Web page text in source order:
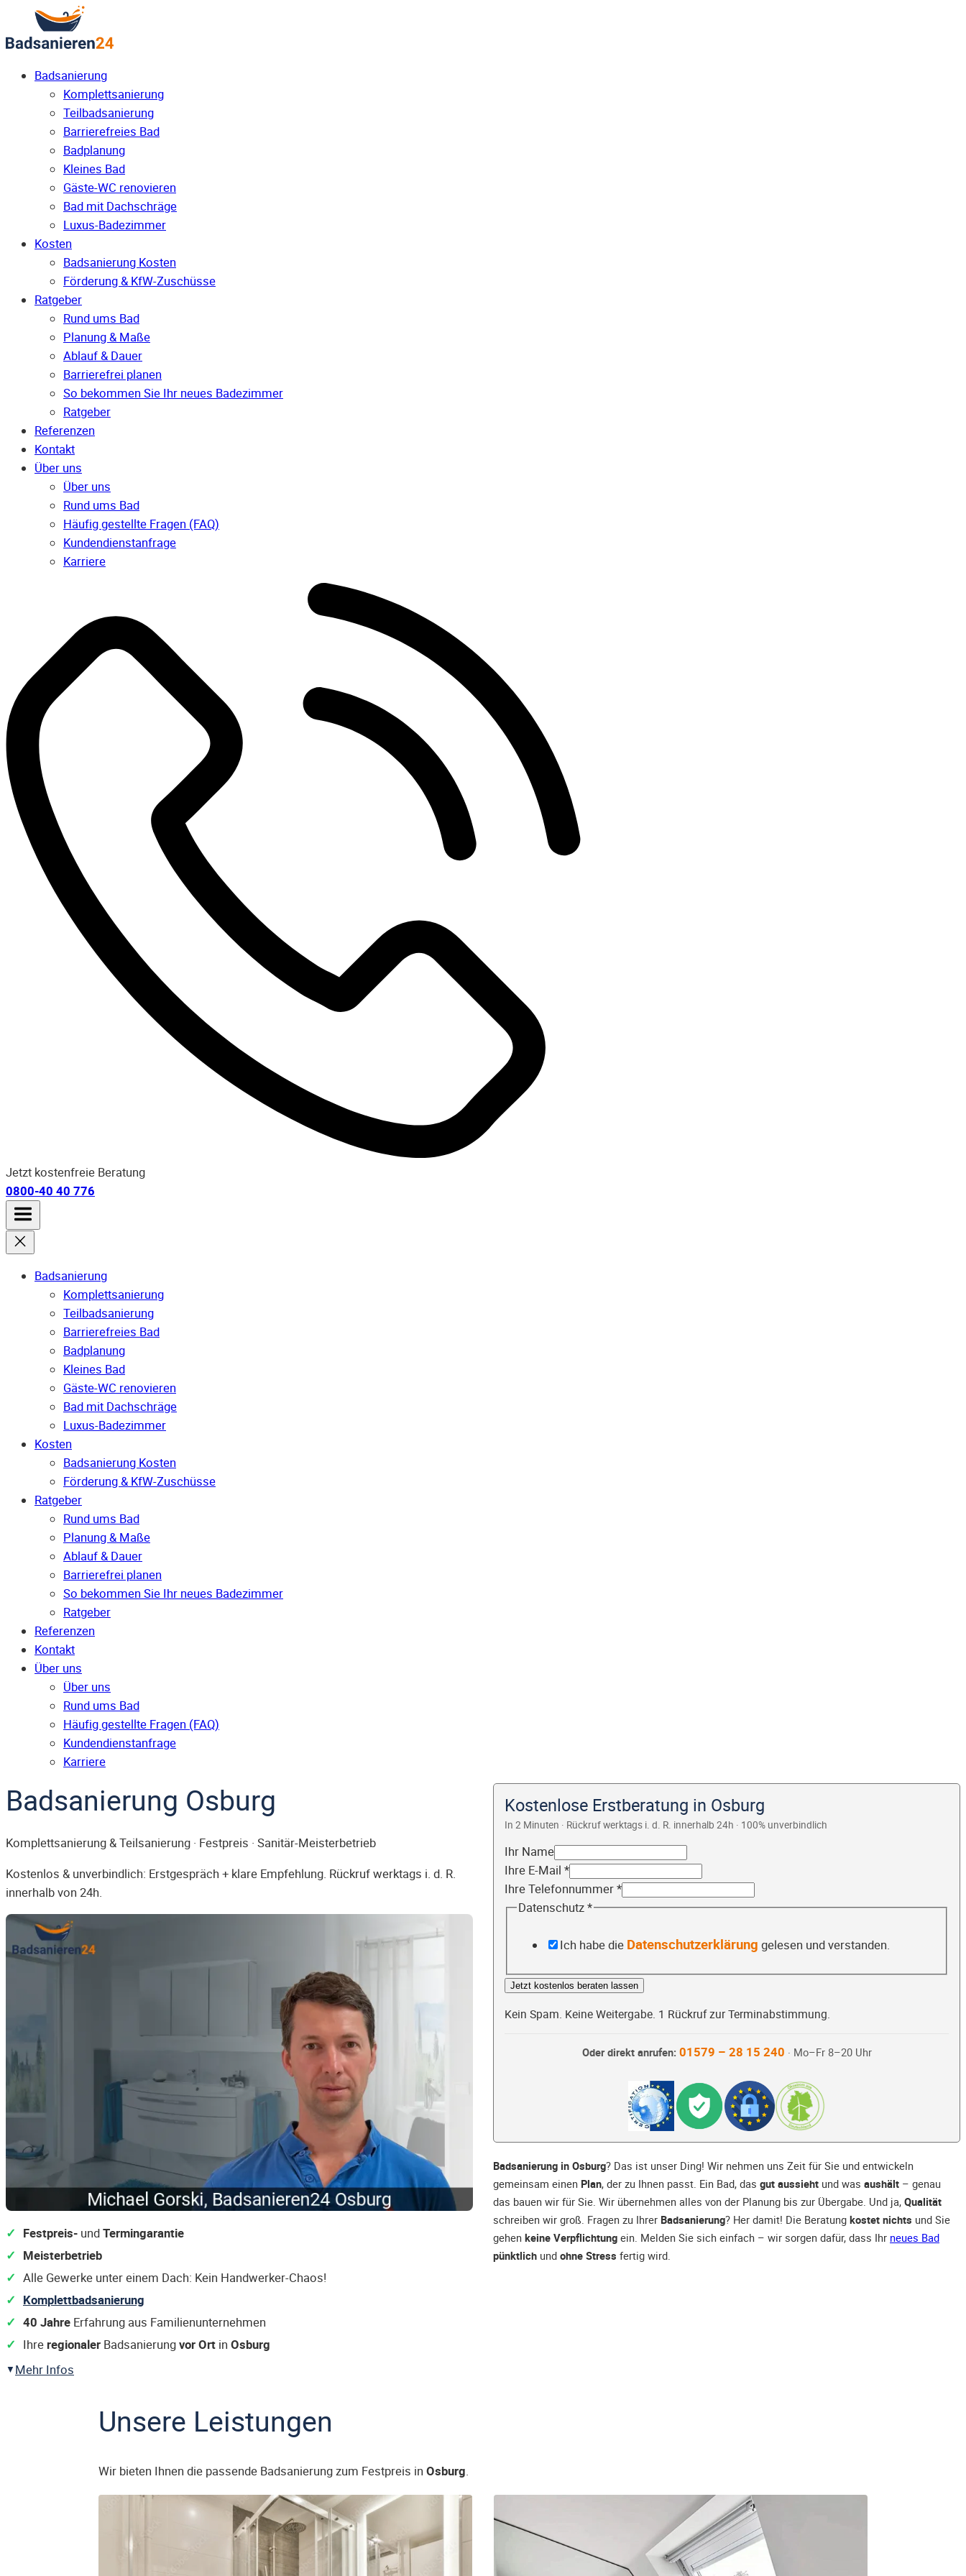
Badsanierung
Komplettsanierung
Teilbadsanierung
Barrierefreies Bad
Badplanung
Kleines Bad
Gäste-WC renovieren
Bad mit Dachschräge
Luxus-Badezimmer
Kosten
Badsanierung Kosten
Förderung & KfW-Zuschüsse
Ratgeber
Rund ums Bad
Planung & Maße
Ablauf & Dauer
Barrierefrei planen
So bekommen Sie Ihr neues Badezimmer
Ratgeber
Referenzen
Kontakt
Über uns
Über uns
Rund ums Bad
Häufig gestellte Fragen (FAQ)
Kunden­dienst­anfrage
Karriere
Jetzt kostenfreie Beratung
0800-40 40 776
Badsanierung
Komplettsanierung
Teilbadsanierung
Barrierefreies Bad
Badplanung
Kleines Bad
Gäste-WC renovieren
Bad mit Dachschräge
Luxus-Badezimmer
Kosten
Badsanierung Kosten
Förderung & KfW-Zuschüsse
Ratgeber
Rund ums Bad
Planung & Maße
Ablauf & Dauer
Barrierefrei planen
So bekommen Sie Ihr neues Badezimmer
Ratgeber
Referenzen
Kontakt
Über uns
Über uns
Rund ums Bad
Häufig gestellte Fragen (FAQ)
Kunden­dienst­anfrage
Karriere
Badsanierung Osburg
Komplettsanierung & Teilsanierung · Festpreis · Sanitär-Meisterbetrieb
Kostenlos & unverbindlich: Erstgespräch + klare Empfehlung. Rückruf werktags i. d. R.
innerhalb von 24h.
Festpreis- undTermingarantie
Meisterbetrieb
Alle Gewerke unter einem Dach: Kein Handwerker-Chaos!
Komplettbadsanierung
40 Jahre Erfahrung aus Familienunternehmen
Ihre regionaler Badsanierungvor Ort in Osburg
Mehr Infos
Kostenlose Erstberatung in Osburg
In 2 Minuten · Rückruf werktags i. d. R. innerhalb 24h · 100% unverbindlich
Ihr Name
Ihre E-Mail *
Ihre Telefonnummer*
Datenschutz*
Ich habe die Datenschutzerklärung gelesen und verstanden.
Jetzt kostenlos beraten lassen
Kein Spam. Keine Weitergabe. 1 Rückruf zur Terminabstimmung.
Oder direkt anrufen: 01579 – 28 15 240 · Mo–Fr 8–20 Uhr
Badsanierung in Osburg? Das ist unser Ding! Wir nehmen uns Zeit für Sie und entwickeln
gemeinsam einen Plan, der zu Ihnen passt. Ein Bad, das gut aussieht und was aushält – genau
das bauen wir für Sie. Wir übernehmen alles von der Planung bis zur Übergabe. Und ja, Qualität
schreiben wir groß. Fragen zu Ihrer Badsanierung? Her damit! Die Beratung kostet nichts und Sie
gehen keine Verpflichtung ein. Melden Sie sich einfach – wir sorgen dafür, dass Ihr neues Bad
pünktlich und ohne Stress fertig wird.
Unsere Leistungen
Wir bieten Ihnen die passende Badsanierung zum Festpreis in Osburg.